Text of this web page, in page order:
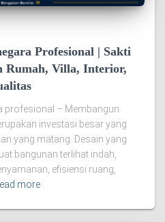
Profesional | Sakti
Rumah, Villa, Interior,
profesional – Membangun
investasi besar yang
yang matang. Desain yang
bangunan terlihat indah,
efisiensi ruang,
more